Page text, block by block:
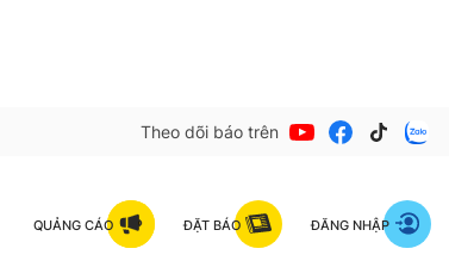
Theo dõi báo trên
QUẢNG CÁO ĐẶT BÁO ĐĂNG NHẬP